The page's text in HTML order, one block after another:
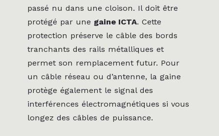
passé nu dans une cloison. Il doit être
protégé par une gaine ICTA. Cette
protection préserve le câble des bords
tranchants des rails métalliques et
permet son remplacement futur. Pour
un câble réseau ou d’antenne, la gaine
protège également le signal des
interférences électromagnétiques si vous
longez des câbles de puissance.